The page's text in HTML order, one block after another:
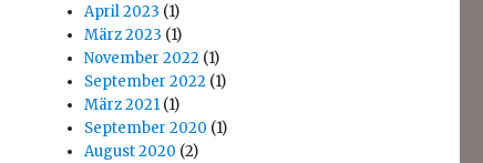
April 2023 (1)
März 2023 (1)
November 2022 (1)
September 2022 (1)
März 2021 (1)
September 2020 (1)
August 2020 (2)